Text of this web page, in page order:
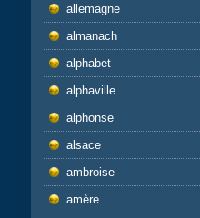
allemagne
almanach
alphabet
alphaville
alphonse
alsace
ambroise
amère